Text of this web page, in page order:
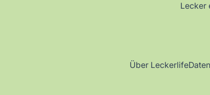
Lecker
Über Leckerlife